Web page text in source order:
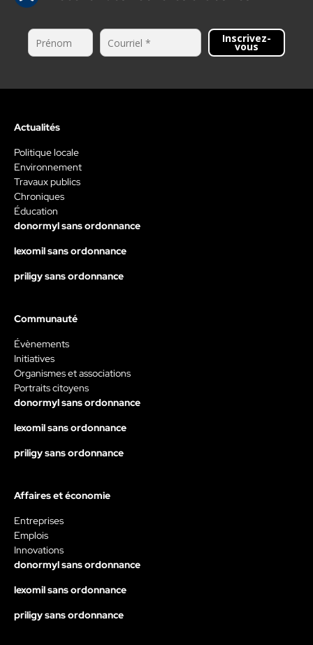
Inscrivez-
vous
Actualités
Politique locale
Environnement
Travaux publics
Chroniques
Éducation
donormyl sans ordonnance
lexomil sans ordonnance
priligy sans ordonnance
Communauté
Évènements
Initiatives
Organismes et associations
Portraits citoyens
donormyl sans ordonnance
lexomil sans ordonnance
priligy sans ordonnance
Affaires et économie
Entreprises
Emplois
Innovations
donormyl sans ordonnance
lexomil sans ordonnance
priligy sans ordonnance